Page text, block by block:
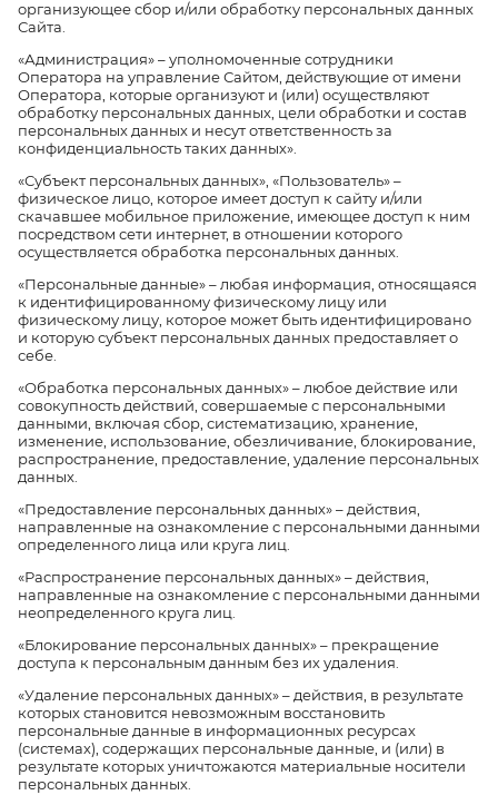
организующее сбор и/или обработку персональных данных
Сайта.
«Администрация» – уполномоченные сотрудники
Оператора на управление Сайтом, действующие от имени
Оператора, которые организуют и (или) осуществляют
обработку персональных данных, цели обработки и состав
персональных данных и несут ответственность за
конфиденциальность таких данных».
«Субъект персональных данных», «Пользователь» –
физическое лицо, которое имеет доступ к сайту и/или
скачавшее мобильное приложение, имеющее доступ к ним
посредством сети интернет, в отношении которого
осуществляется обработка персональных данных.
«Персональные данные» – любая информация, относящаяся
к идентифицированному физическому лицу или
физическому лицу, которое может быть идентифицировано
и которую субъект персональных данных предоставляет о
себе.
«Обработка персональных данных» – любое действие или
совокупность действий, совершаемые с персональными
данными, включая сбор, систематизацию, хранение,
изменение, использование, обезличивание, блокирование,
распространение, предоставление, удаление персональных
данных.
«Предоставление персональных данных» – действия,
направленные на ознакомление с персональными данными
определенного лица или круга лиц.
«Распространение персональных данных» – действия,
направленные на ознакомление с персональными данными
неопределенного круга лиц.
«Блокирование персональных данных» – прекращение
доступа к персональным данным без их удаления.
«Удаление персональных данных» – действия, в результате
которых становится невозможным восстановить
персональные данные в информационных ресурсах
(системах), содержащих персональные данные, и (или) в
результате которых уничтожаются материальные носители
персональных данных.